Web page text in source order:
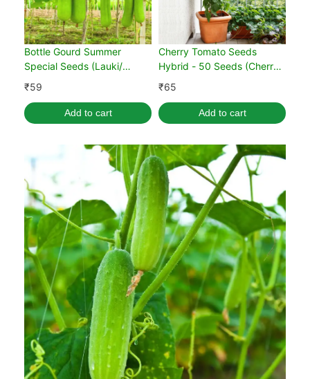
Bottle Gourd Summer
Special Seeds (Lauki/
Ghiya/ लौकी के बीज)
₹59
Add to cart
Cherry Tomato Seeds
Hybrid - 50 Seeds (Cherry
Tamatar/चेरी टमाटर के बीज)
₹65
Add to cart